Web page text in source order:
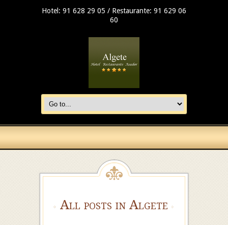
Hotel: 91 628 29 05 / Restaurante: 91 629 06
60
All posts in Algete